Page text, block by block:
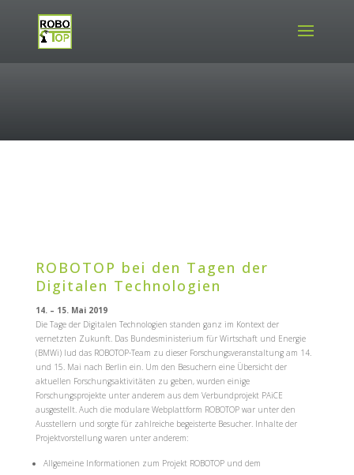
ROBOTOP bei den Tagen der
Digitalen Technologien
14. – 15. Mai 2019
Die Tage der Digitalen Technologien standen ganz im Kontext der
vernetzten Zukunft. Das Bundesministerium für Wirtschaft und Energie
(BMWi) lud das ROBOTOP-Team zu dieser Forschungsveranstaltung am 14.
und 15. Mai nach Berlin ein. Um den Besuchern eine Übersicht der
aktuellen Forschungsaktivitäten zu geben, wurden einige
Forschungsprojekte unter anderem aus dem Verbundprojekt PAiCE
ausgestellt. Auch die modulare Webplattform ROBOTOP war unter den
Ausstellern und sorgte für zahlreiche begeisterte Besucher. Inhalte der
Projektvorstellung waren unter anderem:
Allgemeine Informationen zum Projekt ROBOTOP und dem